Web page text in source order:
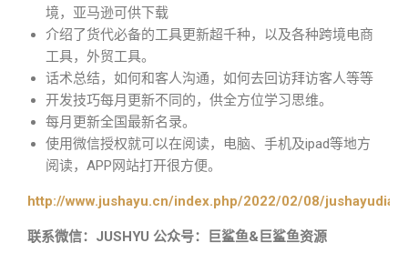
境，亚马逊可供下载
介绍了货代必备的工具更新超千种，以及各种跨境电商
工具，外贸工具。
话术总结，如何和客人沟通，如何去回访拜访客人等等
开发技巧每月更新不同的，供全方位学习思维。
每月更新全国最新名录。
使用微信授权就可以在阅读，电脑、手机及ipad等地方
阅读，APP网站打开很方便。
http://www.jushayu.cn/index.php/2022/02/08/
联系微信：JUSHYU 公众号：巨鲨鱼&巨鲨鱼资源